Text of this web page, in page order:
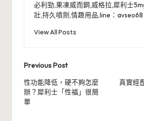
必利勁,果凍威而鋼,威格拉,犀利士
壯,持久噴劑,情趣用品,line：avseo68
View All Posts
Post
navigation
Previous Post
性功能降低，硬不夠怎麼
辦？犀利士「性福」很簡
單
真實經